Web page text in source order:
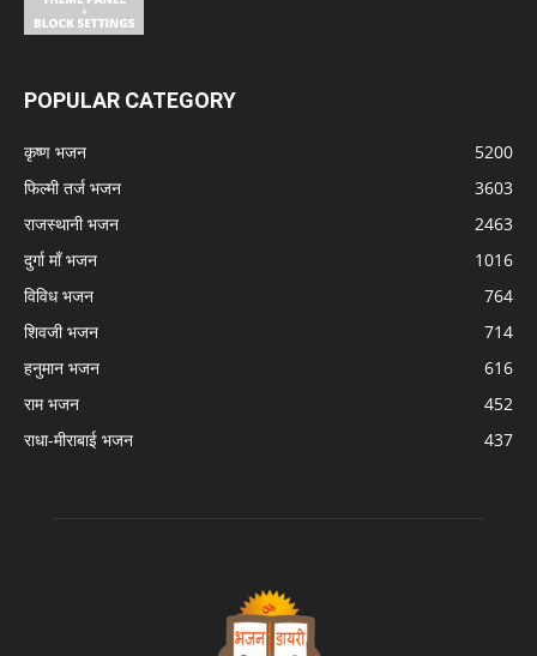
POPULAR CATEGORY
कृष्ण भजन
5200
फिल्मी तर्ज भजन
3603
राजस्थानी भजन
2463
दुर्गा माँ भजन
1016
विविध भजन
764
शिवजी भजन
714
हनुमान भजन
616
राम भजन
452
राधा-मीराबाई भजन
437